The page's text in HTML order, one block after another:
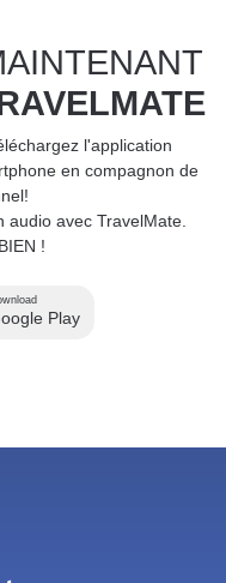
l'application
en compagnon de
avec TravelMate.
!
Play